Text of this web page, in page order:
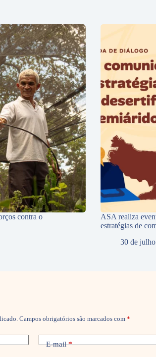
contra o
ASA realiza
estratégias de
30 de
Campos obrigatórios são marcados com *
E-mail*